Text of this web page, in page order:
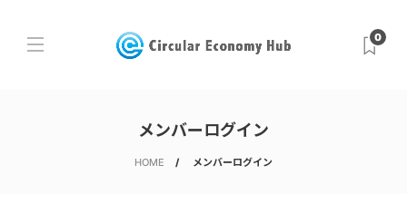
0
メンバーログイン
HOME メンバーログイン